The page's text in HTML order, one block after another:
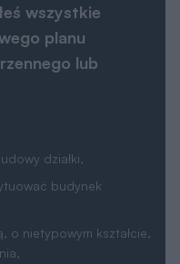
wszystkie
planu
lub
działki,
budynek
o nietypowym kształcie,